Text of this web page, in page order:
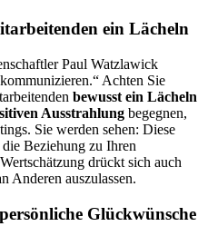
ein Lächeln
Paul Watzlawick
Achten Sie
bewusst ein Lächeln
Ausstrahlung begegnen,
Sie werden sehen: Diese
Beziehung zu Ihren
drückt sich auch
Anderen auszulassen.
Glückwünsche